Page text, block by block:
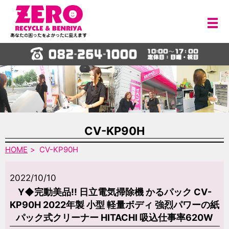
メ
CV-KP90H
HOME CV-KP90H
2022/10/10
Y◆完動美品!! 日立電気掃除機 かるパック CV-
KP90H 2022年製 小型 軽量ボディ 強烈パワーの紙
パック式クリーナー HITACHI 吸込仕事率620W